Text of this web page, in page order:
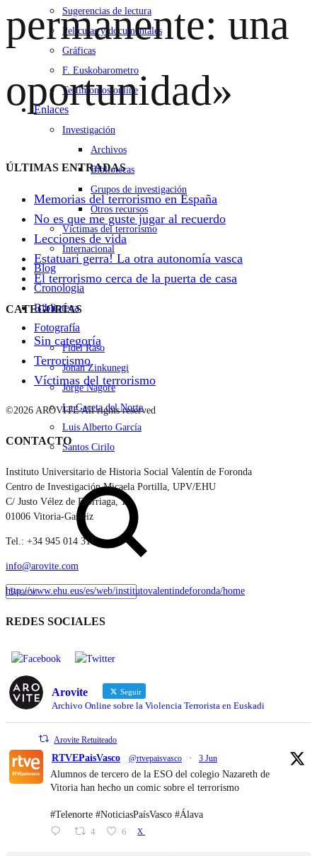
Sugerencias de lectura
Películas y documentales
Gráficas
F. Euskobarometro
Testimonios online
Enlaces
Investigación
Archivos
Bibliotecas
Grupos de investigación
Otros recursos
Víctimas del terrorismo
Internacional
Blog
Cronología
Biblioteca
Fotografía
Fidel Raso
Jonan Zinkunegi
Jorge Nagore
La Gaceta del Norte
Luis Alberto García
Santos Cirilo
Search
permanente: una
oportunidad»
ÚLTIMAS ENTRADAS
Memorias del terrorismo en España
No es que me guste jugar al recuerdo
Lecciones de vida
Estatuari gerra! La otra autonomía vasca
El terrorismo cerca de la puerta de casa
CATEGORÍAS
Sin categoría
Terrorismo
Víctimas del terrorismo
©2026 AROVITE All rights reserved
CONTACTO
Instituto Universitario de Historia Social Valentín de Foronda
Centro de Investigación Micaela Portilla, UPV/EHU
C/ Justo Vélez de Elorriaga, 1
01006 Vitoria-Gasteiz
Tel.: +34 945 014 311
info@arovite.com
http://www.ehu.eus/es/web/institutovalentindeforonda/home
REDES SOCIALES
Arovite Seguir
Archivo Online sobre la Violencia Terrorista en Euskadi
Arovite Retuiteado
RTVEPaisVasco @rtvepaisvasco · 3 Jun
Alumnos de tercero de la ESO del colegio Nazareth de
Vitoria han hecho un comic sobre el terrorismo
#Telenorte #NoticiasPaísVasco #Álava
4 6 X